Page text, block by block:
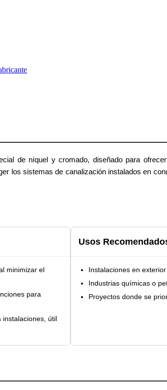
de níquel y cromado, diseñado para
los sistemas de canalización instalados en
minimizar el
para
instalaciones, útil
Usos
Instalaciones en
Industrias químicas o
Proyectos donde se